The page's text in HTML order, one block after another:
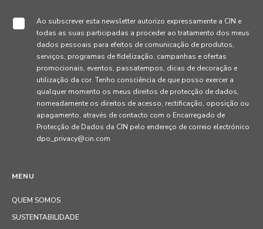
MENU
QUEM SOMOS
SUSTENTABILIDADE
Ao subscrever esta newsletter autorizo expressamente a CIN e
todas as suas participadas a proceder ao tratamento dos meus
dados pessoais para efeitos de comunicação de produtos,
serviços, programas de fidelização, campanhas e ofertas
promocionais, eventos, passatempos, dicas de decoração e
utilização da cor. Tenho consciência de que posso exercer a
qualquer momento os meus direitos de protecção de dados,
nomeadamente os direitos de acesso, rectificação, oposição ou
apagamento, através de contacto com o Encarregado de
Protecção de Dados da CIN pelo endereço de correio electrónico
dpo_privacy@cin.com